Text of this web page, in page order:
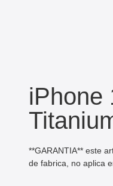
iPhone
**GARANTIA** este
de fabrica, no aplica